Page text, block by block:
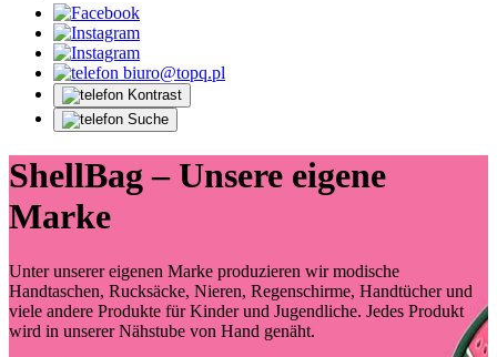
biuro@topq.pl
Kontrast
Suche
ShellBag – Unsere eigene
Marke
Unter unserer eigenen Marke produzieren wir modische
Handtaschen, Rucksäcke, Nieren, Regenschirme, Handtücher und
viele andere Produkte für Kinder und Jugendliche. Jedes Produkt
wird in unserer Nähstube von Hand genäht.